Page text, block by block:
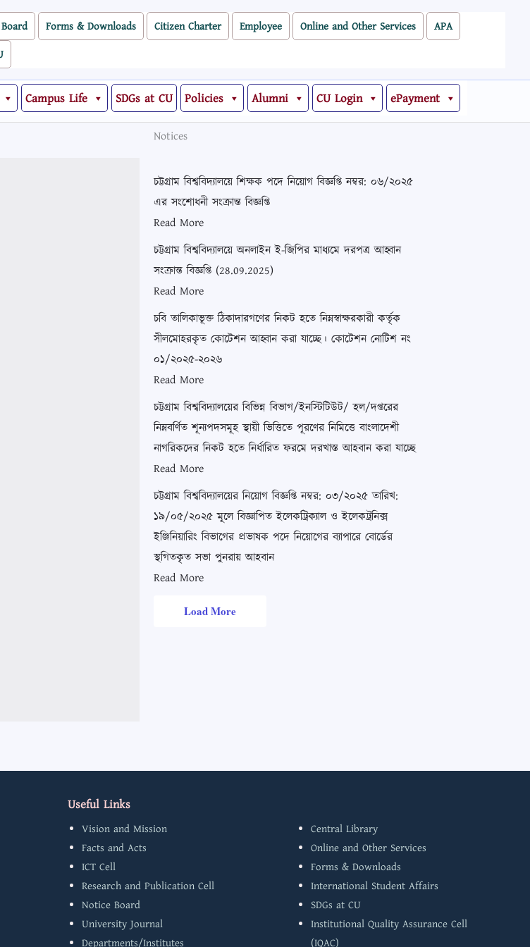
Forms & Downloads Citizen Charter Employee Online and Other Services
APA
Campus Life SDGs at CU Policies Alumni CU Login ePayment
Notices
চট্টগ্রাম বিশ্ববিদ্যালয়ে শিক্ষক পদে নিয়োগ বিজ্ঞপ্তি নম্বর: ০৬/২০২৫
এর সংশোধনী সংক্রান্ত বিজ্ঞপ্তি
Read More
চট্টগ্রাম বিশ্ববিদ্যালয়ে অনলাইন ই-জিপির মাধ্যমে দরপত্র আহ্বান
সংক্রান্ত বিজ্ঞপ্তি (28.09.2025)
Read More
চবি তালিকাভূক্ত ঠিকাদারগণের নিকট হতে নিম্নস্বাক্ষরকারী কর্তৃক
সীলমোহরকৃত কোটেশন আহ্বান করা যাচ্ছে। কোটেশন নোটিশ নং
০১/২০২৫-২০২৬
Read More
চট্টগ্রাম বিশ্ববিদ্যালয়ের বিভিন্ন বিভাগ/ইনস্টিটিউট/ হল/দপ্তরের
নিম্নবর্ণিত শূন্যপদসমূহ স্থায়ী ভিত্তিতে পূরণের নিমিত্তে বাংলাদেশী
নাগরিকদের নিকট হতে নির্ধারিত ফরমে দরখাস্ত আহবান করা যাচ্ছে
Read More
চট্টগ্রাম বিশ্ববিদ্যালয়ের নিয়োগ বিজ্ঞপ্তি নম্বর: ০৩/২০২৫ তারিখ:
১৯/০৫/২০২৫ মূলে বিজ্ঞাপিত ইলেকট্রিক্যাল ও ইলেকট্রনিক্স
ইঞ্জিনিয়ারিং বিভাগের প্রভাষক পদে নিয়োগের ব্যাপারে বোর্ডের
স্থগিতকৃত সভা পুনরায় আহবান
Read More
Load More
Useful Links
Vision and Mission
Facts and Acts
ICT Cell
Research and Publication Cell
Notice Board
University Journal
Departments/Institutes
Central Library
Online and Other Services
Forms & Downloads
International Student Affairs
SDGs at CU
Institutional Quality Assurance Cell
(IQAC)